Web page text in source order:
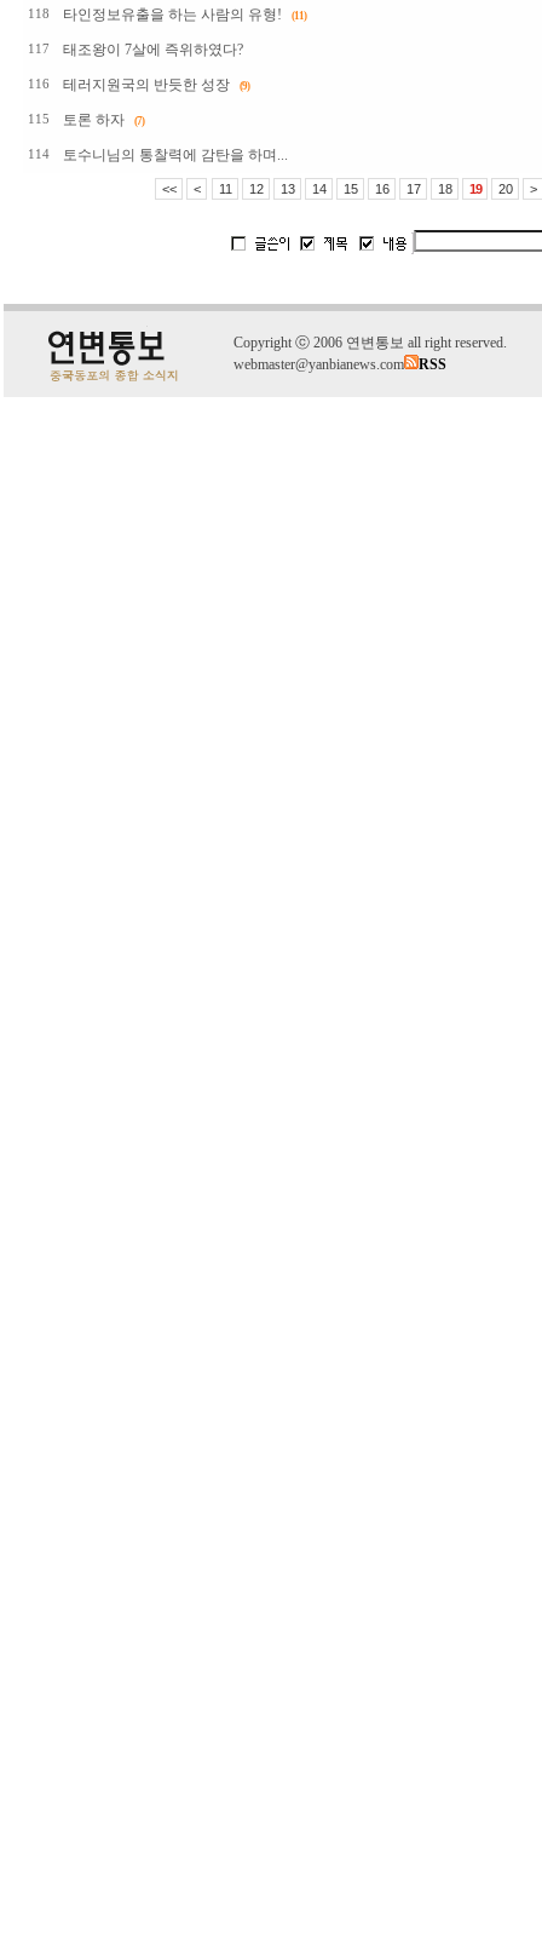
118 타인정보유출을 하는 사람의 유형! (11)
117 태조왕이 7살에 즉위하였다?
116 테러지원국의 반듯한 성장 (9)
115 토론 하자 (7)
114 토수니님의 통찰력에 감탄을 하며...
<< < 11 12 13 14 15 16 17 18 19 20 >
Copyright ⓒ 2006 연변통보 all right reserved.
webmaster@yanbianews.com
RSS